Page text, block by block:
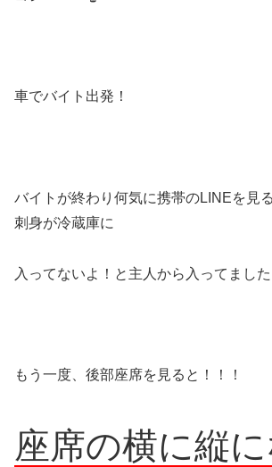
車でバイト出発！
バイトが終わり何気に携帯のLINEを見
刺身が冷蔵庫に
入ってないよ！と主人から入ってました
もう一度、後部座席を見ると！！！
座席の横に縦